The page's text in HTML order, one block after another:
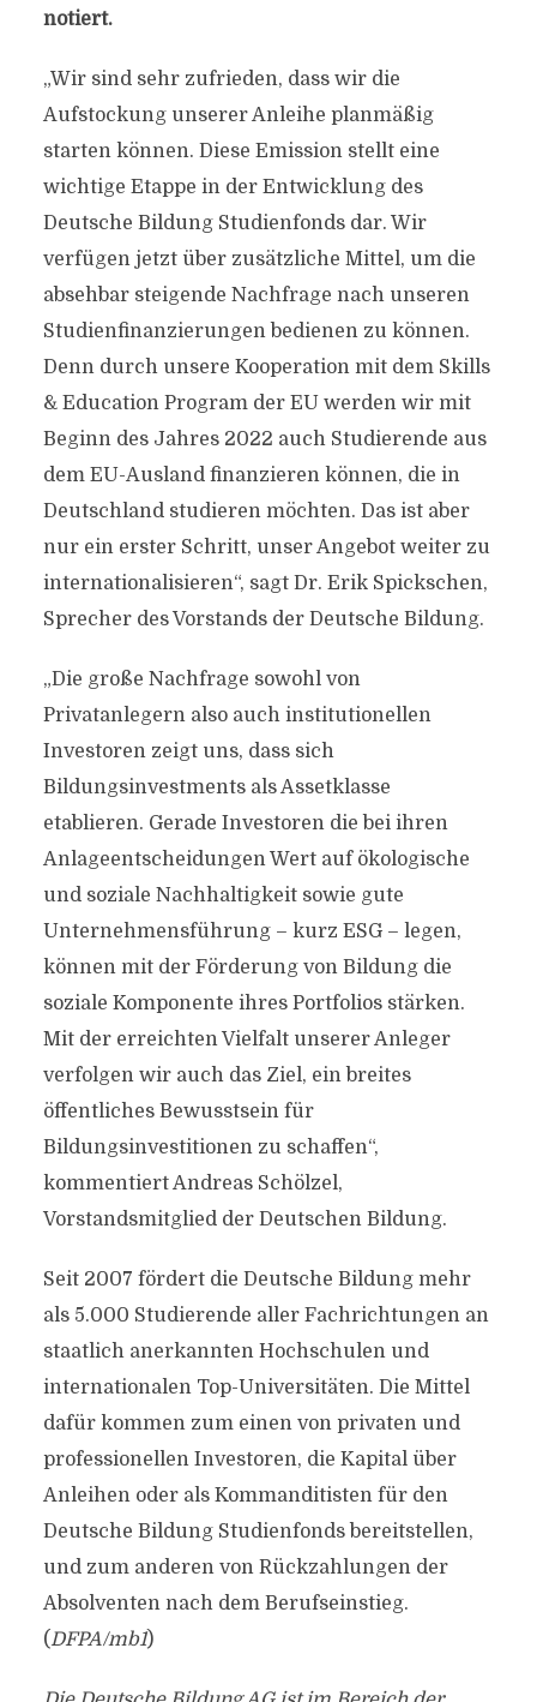
notiert.
„Wir sind sehr zufrieden, dass wir die
Aufstockung unserer Anleihe planmäßig
starten können. Diese Emission stellt eine
wichtige Etappe in der Entwicklung des
Deutsche Bildung Studienfonds dar. Wir
verfügen jetzt über zusätzliche Mittel, um die
absehbar steigende Nachfrage nach unseren
Studienfinanzierungen bedienen zu können.
Denn durch unsere Kooperation mit dem Skills
& Education Program der EU werden wir mit
Beginn des Jahres 2022 auch Studierende aus
dem EU-Ausland finanzieren können, die in
Deutschland studieren möchten. Das ist aber
nur ein erster Schritt, unser Angebot weiter zu
internationalisieren“, sagt Dr. Erik Spickschen,
Sprecher des Vorstands der Deutsche Bildung.
„Die große Nachfrage sowohl von
Privatanlegern also auch institutionellen
Investoren zeigt uns, dass sich
Bildungsinvestments als Assetklasse
etablieren. Gerade Investoren die bei ihren
Anlageentscheidungen Wert auf ökologische
und soziale Nachhaltigkeit sowie gute
Unternehmensführung – kurz ESG – legen,
können mit der Förderung von Bildung die
soziale Komponente ihres Portfolios stärken.
Mit der erreichten Vielfalt unserer Anleger
verfolgen wir auch das Ziel, ein breites
öffentliches Bewusstsein für
Bildungsinvestitionen zu schaffen“,
kommentiert Andreas Schölzel,
Vorstandsmitglied der Deutschen Bildung.
Seit 2007 fördert die Deutsche Bildung mehr
als 5.000 Studierende aller Fachrichtungen an
staatlich anerkannten Hochschulen und
internationalen Top-Universitäten. Die Mittel
dafür kommen zum einen von privaten und
professionellen Investoren, die Kapital über
Anleihen oder als Kommanditisten für den
Deutsche Bildung Studienfonds bereitstellen,
und zum anderen von Rückzahlungen der
Absolventen nach dem Berufseinstieg.
(DFPA/mb1)